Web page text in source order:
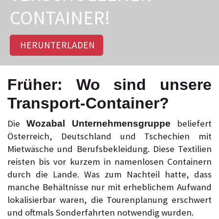
CONTAINER!
HERUNTERLADEN
Früher: Wo sind unsere
Transport-Container?
Die Wozabal Unternehmensgruppe beliefert
Österreich, Deutschland und Tschechien mit
Mietwäsche und Berufsbekleidung. Diese Textilien
reisten bis vor kurzem in namenlosen Containern
durch die Lande. Was zum Nachteil hatte, dass
manche Behältnisse nur mit erheblichem Aufwand
lokalisierbar waren, die Tourenplanung erschwert
und oftmals Sonderfahrten notwendig wurden.